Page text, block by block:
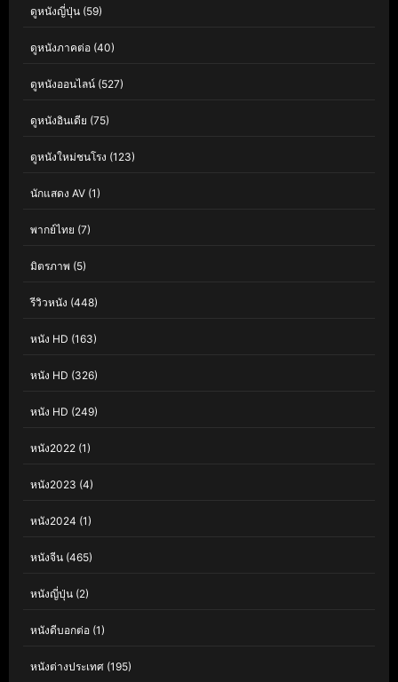
ดูหนังญี่ปุ่น (59)
ดูหนังภาคต่อ (40)
ดูหนังออนไลน์ (527)
ดูหนังอินเดีย (75)
ดูหนังใหม่ชนโรง (123)
นักแสดง AV (1)
พากย์ไทย (7)
มิตรภาพ (5)
รีวิวหนัง (448)
หนัง HD (163)
หนัง HD (326)
หนัง HD (249)
หนัง2022 (1)
หนัง2023 (4)
หนัง2024 (1)
หนังจีน (465)
หนังญี่ปุ่น (2)
หนังดีบอกต่อ (1)
หนังต่างประเทศ (195)